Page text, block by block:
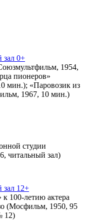
зал 0+
1954,
пионеров»
мин.); «Паровозик из
1967, 10 мин.)
студии
читальный зал)
зал 12+
100-летию актера
(Мосфильм, 1950, 95
12)